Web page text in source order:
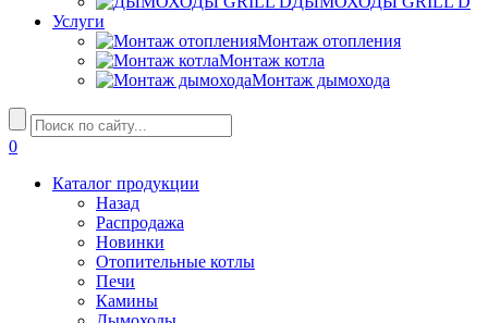
Услуги
Монтаж отопления
Монтаж котла
Монтаж дымохода
0
Каталог продукции
Назад
Распродажа
Новинки
Отопительные котлы
Печи
Камины